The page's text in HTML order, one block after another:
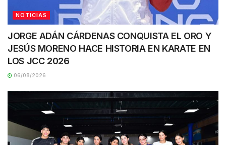
NOTICIAS
JORGE ADÁN CÁRDENAS CONQUISTA EL ORO Y
JESÚS MORENO HACE HISTORIA EN KARATE EN
LOS JCC 2026
06/08/2026